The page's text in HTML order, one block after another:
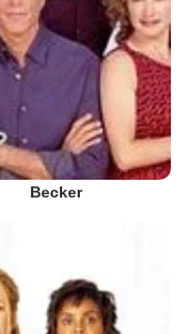
Becker